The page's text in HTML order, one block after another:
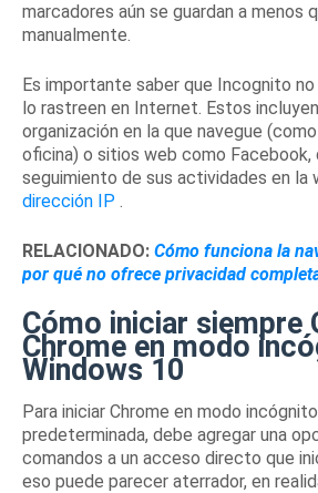
marcadores aún se guardan a menos
manualmente.
Es importante saber que Incognito
lo rastreen en Internet. Estos
organización en la que navegue
oficina) o sitios web como Facebook,
seguimiento de sus actividades en la
dirección IP .
RELACIONADO: Cómo funciona la
por qué no ofrece privacidad
Cómo iniciar siempre
Chrome en modo
Windows 10
Para iniciar Chrome en modo
predeterminada, debe agregar una
comandos a un acceso directo que
eso puede parecer aterrador, en